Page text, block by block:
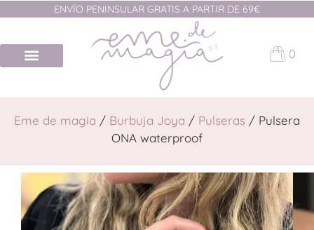
ENVÍO PENINSULAR GRATIS A PARTIR DE 69€
0
Eme de magia / Burbuja Joya / Pulseras / Pulsera
ONA waterproof